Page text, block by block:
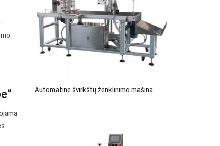
Automatinė švirkštų ženklinimo mašina